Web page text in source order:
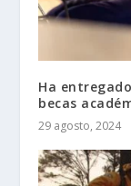
Ha
becas
29 agosto, 2024